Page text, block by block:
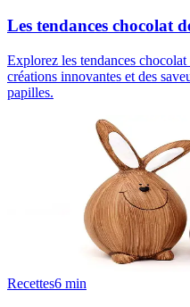
Les tendances chocolat
Explorez les tendances
créations innovantes et des
papilles.
Recettes6 min